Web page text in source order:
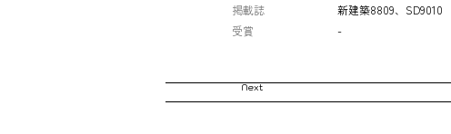
掲載誌
受賞
新建築8809、SD9010
-
Next